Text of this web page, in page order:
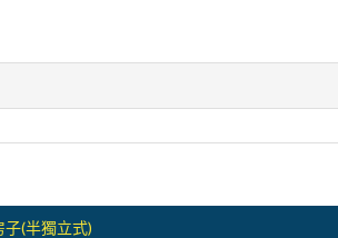
子(半獨立式)